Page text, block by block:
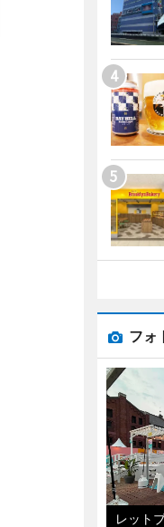
フォ
レット